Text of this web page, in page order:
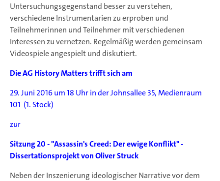
Untersuchungsgegenstand besser zu verstehen,
verschiedene Instrumentarien zu erproben und
Teilnehmerinnen und Teilnehmer mit verschiedenen
Interessen zu vernetzen. Regelmäßig werden gemeinsam
Videospiele angespielt und diskutiert.
Die AG History Matters trifft sich am
29. Juni 2016 um 18 Uhr in der Johnsallee 35, Medienraum
101 (1. Stock)
zur
Sitzung 20 - "Assassin's Creed: Der ewige Konflikt" -
Dissertationsprojekt von Oliver Struck
Neben der Inszenierung ideologischer Narrative vor dem